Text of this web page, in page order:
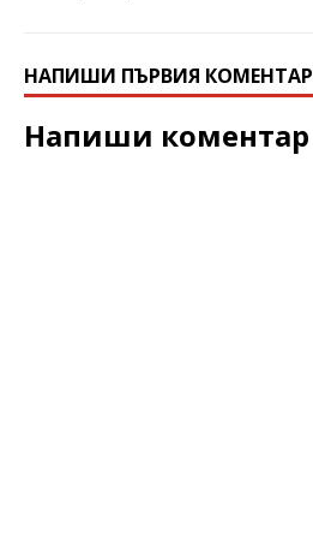
НАПИШИ ПЪРВИЯ КОМЕНТАР
Напиши коментар